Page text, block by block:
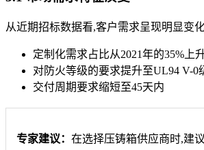
从近期招标数据看,客户需求呈现明显变化
定制化需求占比从2021年的35%上
对防火等级的要求提升至UL94 V-0
交付周期要求缩短至45天内
专家建议： 在选择压铸箱供应商时,建